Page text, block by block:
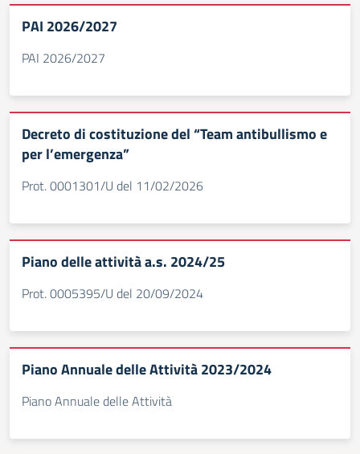
PAI 2026/2027
PAI 2026/2027
Decreto di costituzione del “Team antibullismo e
per l’emergenza”
Prot. 0001301/U del 11/02/2026
Piano delle attività a.s. 2024/25
Prot. 0005395/U del 20/09/2024
Piano Annuale delle Attività 2023/2024
Piano Annuale delle Attività